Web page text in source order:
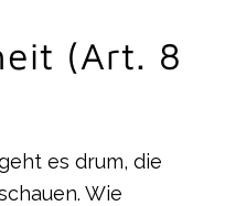
(Art. 8
es drum, die
Wie